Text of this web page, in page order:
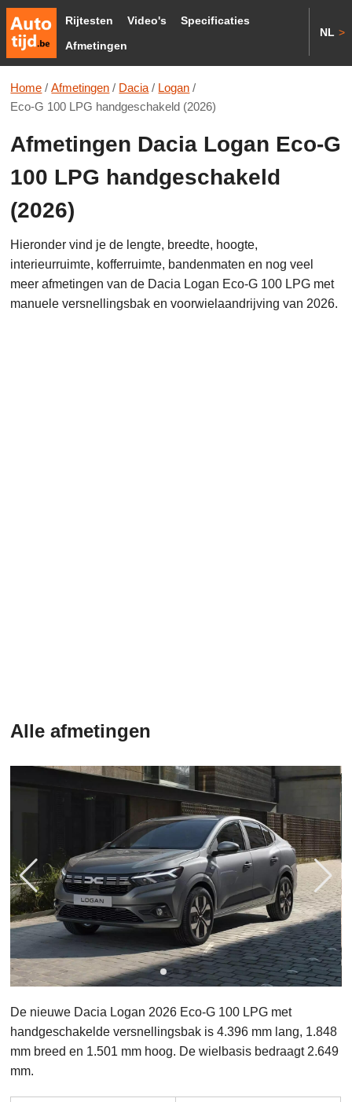
Rijtesten Video's
Specificaties
Afmetingen
NL >
Home / Afmetingen / Dacia / Logan /
Eco-G 100 LPG handgeschakeld (2026)
Afmetingen Dacia Logan Eco-G
100 LPG handgeschakeld
(2026)
Hieronder vind je de lengte, breedte, hoogte,
interieurruimte, kofferruimte, bandenmaten en nog veel
meer afmetingen van de Dacia Logan Eco-G 100 LPG met
manuele versnellingsbak en voorwielaandrijving van 2026.
Alle afmetingen
De nieuwe Dacia Logan 2026 Eco-G 100 LPG met
handgeschakelde versnellingsbak is 4.396 mm lang, 1.848
mm breed en 1.501 mm hoog. De wielbasis bedraagt 2.649
mm.